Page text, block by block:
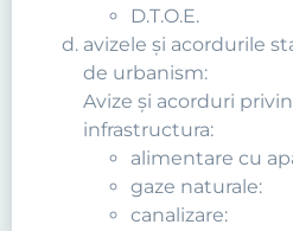
D.T.O.E.
avizele şi acordurile
de urbanism:
Avize şi acorduri
infrastructura:
alimentare cu
gaze naturale:
canalizare: